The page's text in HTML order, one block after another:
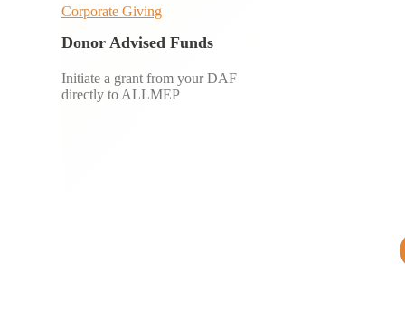
Corporate Giving
Donor Advised Funds
Initiate a grant from your DAF
directly to ALLMEP